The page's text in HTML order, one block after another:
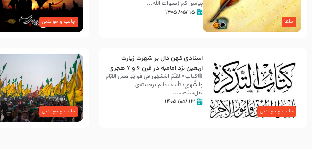
شکیل
خلفا
پیامبر اکرم (صلوات اللّه...
۱۵ /۰۵/ ۱۴۰۵
جالب و خواندنی
جالب و خواندنی
اسنادی کهن دال بر شهرت زیارت
اربعین نزد امامیه در قرن ۶ و ۷ هجری
🔴کتاب «العَلَمُ المَشهور في فَوائِدِ فَضلِ الأيّامِ
وَالشُّهورِ» تألیف عالم برجسته‌ی
اهل‌سنّت…...
۱۳ /۰۵/ ۱۴۰۵
جالب و خواندنی